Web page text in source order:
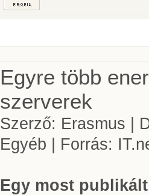
Egyre több
szerverek
Szerző: Erasmus |
Egyéb | Forrás:
Egy most